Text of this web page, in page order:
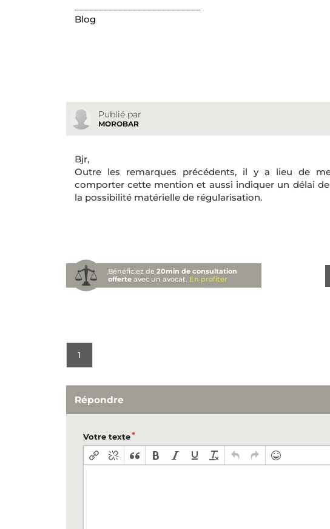
Blog
Publié par
MOROBAR
Bjr,
Outre les remarques précédents, il y a lieu de
comporter cette mention et aussi indiquer un délai
la possibilité matérielle de régularisation.
Bénéficiez de20min de consultation
offerte avec un avocat. En profiter
1
Répondre
Votre texte